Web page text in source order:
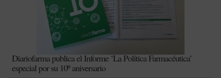
Diariofarma publica el Informe ‘La Política Farmacéutica’
especial por su 10º aniversario